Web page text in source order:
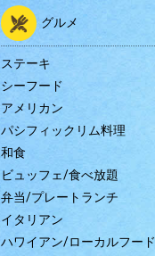
グルメ
ステーキ
シーフード
アメリカン
パシフィックリム料理
和食
ビュッフェ/食べ放題
弁当/プレートランチ
イタリアン
ハワイアン/ローカルフード